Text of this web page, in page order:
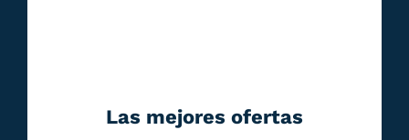
Las mejores ofertas